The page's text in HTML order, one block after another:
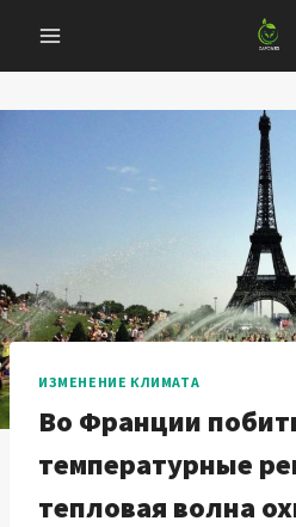
содержанию
ИЗМЕНЕНИЕ КЛИМАТА
Во Франции
температурные
тепловая волна